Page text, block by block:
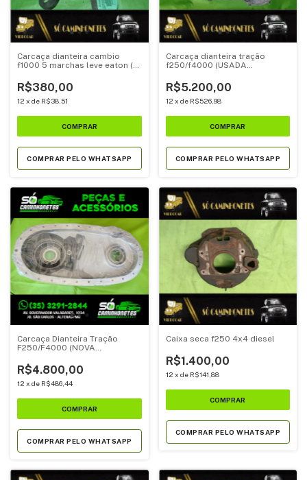
Carcaça dianteira cambio
f1000 5 marchas leve eaton (
R$380,00
12 x de R$38,51
COMPRAR PELO WHATSAPP
Carcaça dianteira tração
f250/f4000 (USADA
R$5.200,00
12 x de R$526,98
COMPRAR PELO WHATSAPP
Carcaça Dianteira Tração
F250/F4000 (NOVA
R$4.800,00
12 x de R$486,44
COMPRAR PELO WHATSAPP
Caixa seca f250 4x4 diesel
R$1.400,00
12 x de R$141,88
COMPRAR PELO WHATSAPP